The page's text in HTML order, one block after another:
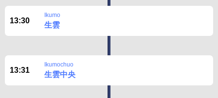
13:30
Ikumo
生雲
13:31
Ikumochuo
生雲中央